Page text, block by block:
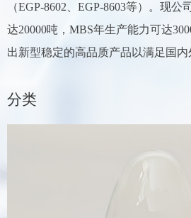
（EGP-8602、EGP-8603等）。现
达20000吨，MBS年生产能力可达
出新型稳定的高品质产品以满足国内
分类